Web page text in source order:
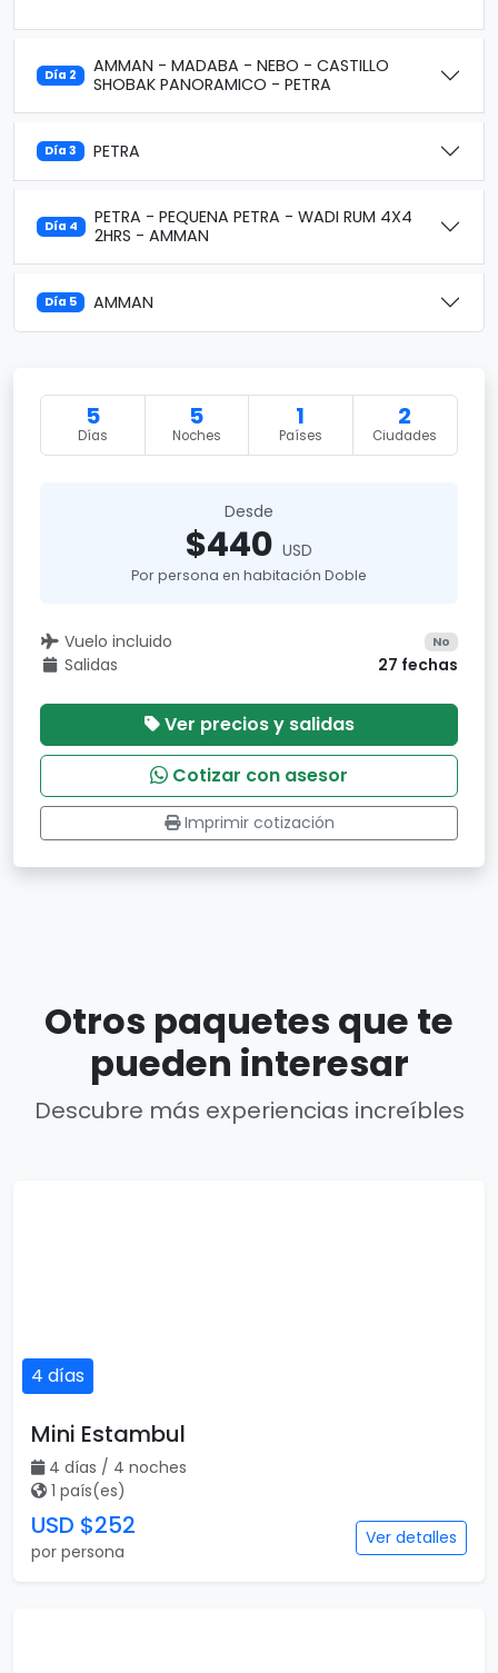
Día 2
AMMAN - MADABA - NEBO - CASTILLO
SHOBAK PANORAMICO - PETRA
Día 3 PETRA
Día 4
PETRA - PEQUENA PETRA - WADI RUM 4X4
2HRS - AMMAN
Día 5 AMMAN
5
Días
5
Noches
1
Países
2
Ciudades
Desde
$440 USD
Por persona en habitación Doble
Vuelo incluido No
Salidas 27 fechas
Ver precios y salidas
Cotizar con asesor
Imprimir cotización
Otros paquetes que te
pueden interesar
Descubre más experiencias increíbles
4 días
Mini Estambul
4 días / 4 noches
1 país(es)
USD $252
por persona
Ver detalles